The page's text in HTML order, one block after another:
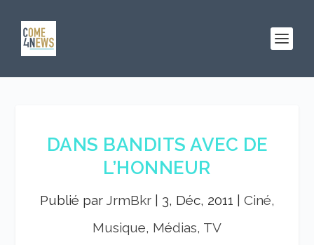
DANS BANDITS AVEC DE
L’HONNEUR
Publié par JrmBkr| 3, Déc, 2011
Ciné,
Musique, Médias, TV